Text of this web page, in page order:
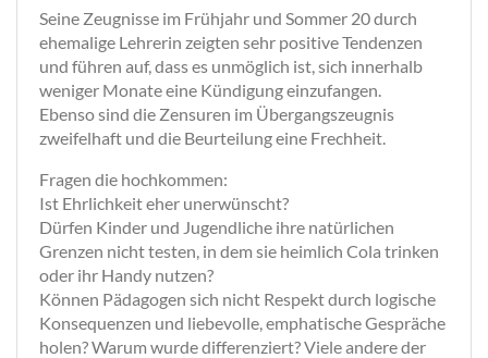
Seine Zeugnisse im Frühjahr und Sommer 20 durch
ehemalige Lehrerin zeigten sehr positive Tendenzen
und führen auf, dass es unmöglich ist, sich innerhalb
weniger Monate eine Kündigung einzufangen.
Ebenso sind die Zensuren im Übergangszeugnis
zweifelhaft und die Beurteilung eine Frechheit.
Fragen die hochkommen:
Ist Ehrlichkeit eher unerwünscht?
Dürfen Kinder und Jugendliche ihre natürlichen
Grenzen nicht testen, in dem sie heimlich Cola trinken
oder ihr Handy nutzen?
Können Pädagogen sich nicht Respekt durch logische
Konsequenzen und liebevolle, emphatische Gespräche
holen? Warum wurde differenziert? Viele andere der